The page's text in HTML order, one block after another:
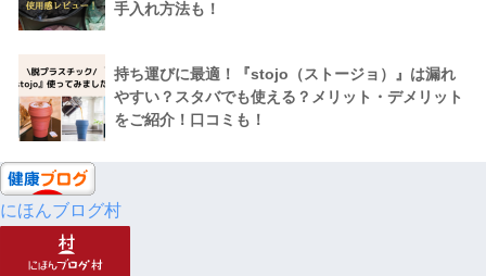
手入れ方法も！
持ち運びに最適！『stojo（ストージョ）』は漏れ
やすい？スタバでも使える？メリット・デメリット
をご紹介！口コミも！
にほんブログ村